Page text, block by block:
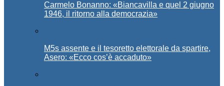
Carmelo Bonanno: «Biancavilla e quel 2 giugno
1946, il ritorno alla democrazia»
M5s assente e il tesoretto elettorale da spartire,
Asero: «Ecco cos’è accaduto»